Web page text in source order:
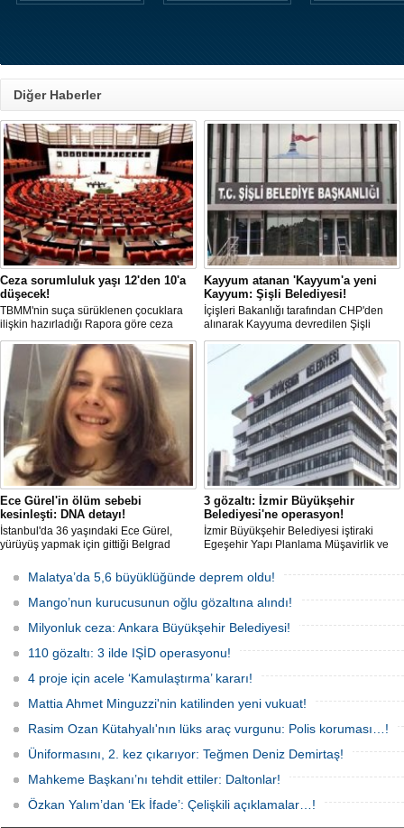
Diğer Haberler
Ceza sorumluluk yaşı 12'den 10'a
düşecek!
TBMM'nin suça sürüklenen çocuklara
ilişkin hazırladığı Rapora göre ceza
sorumluluğu yaşının; 12'den 10'a
düşürülmesi planlanıyor.
Kayyum atanan 'Kayyum'a yeni
Kayyum: Şişli Belediyesi!
İçişleri Bakanlığı tarafından CHP'den
alınarak Kayyuma devredilen Şişli
Belediyesinde bir hafta içinde 2. kez
Kayyum değişti.
Ece Gürel'in ölüm sebebi
kesinleşti: DNA detayı!
İstanbul'da 36 yaşındaki Ece Gürel,
yürüyüş yapmak için gittiği Belgrad
karıştı. 4 gün sonra sağ bulunan ancak
kaldırıldığı hastanede hayatını
kaybeden Ece'nin ölümüyle ilgili
soruşturma tamamlanırken, dikkat
çeken detaylar yer aldı.
3 gözaltı: İzmir Büyükşehir
Belediyesi'ne operasyon!
İzmir Büyükşehir Belediyesi iştiraki
Egeşehir Yapı Planlama Müşavirlik ve
karıştırma' operasyonu düzenlendi. 4
şüpheliden 3'ü; Jandarma ekipleri
tarafınca gözaltına alındı.
Malatya’da 5,6 büyüklüğünde deprem oldu!
Mango’nun kurucusunun oğlu gözaltına alındı!
Milyonluk ceza: Ankara Büyükşehir Belediyesi!
110 gözaltı: 3 ilde IŞİD operasyonu!
4 proje için acele ‘Kamulaştırma’ kararı!
Mattia Ahmet Minguzzi'nin katilinden yeni vukuat!
Rasim Ozan Kütahyalı'nın lüks araç vurgunu: Polis koruması…!
Üniformasını, 2. kez çıkarıyor: Teğmen Deniz Demirtaş!
Mahkeme Başkanı’nı tehdit ettiler: Daltonlar!
Özkan Yalım’dan ‘Ek İfade’: Çelişkili açıklamalar…!